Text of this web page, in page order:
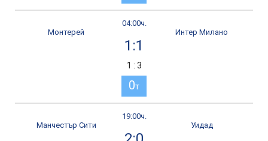
04:00ч.
Монтерей
1:1
Интер Милано
1 : 3
0т
19:00ч.
Манчестър Сити
Уидад